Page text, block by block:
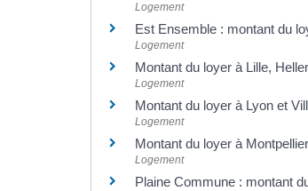
Logement
Est Ensemble : montant du
Logement
Montant du loyer à Lille,
Logement
Montant du loyer à Lyon et
Logement
Montant du loyer à
Logement
Plaine Commune : montant